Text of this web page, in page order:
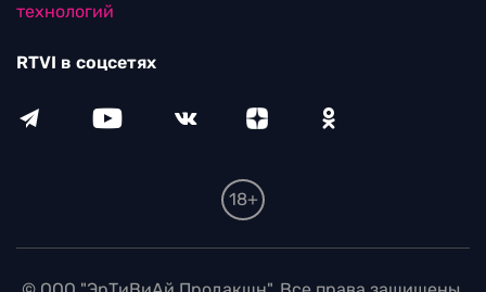
технологий
RTVI в соцсетях
18+